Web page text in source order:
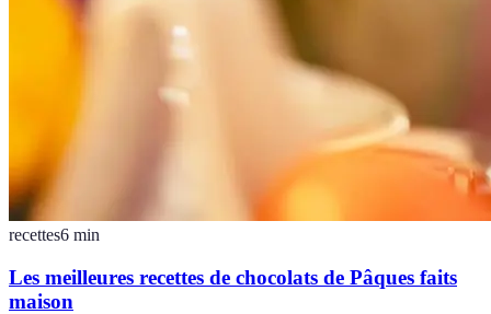
recettes6 min
Les meilleures recettes de chocolats de Pâques faits
maison